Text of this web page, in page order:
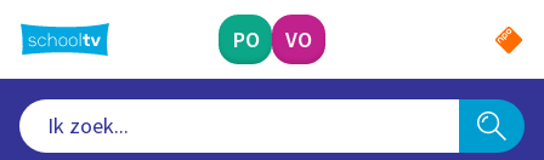
naar
hoofdinhoud
PO VO